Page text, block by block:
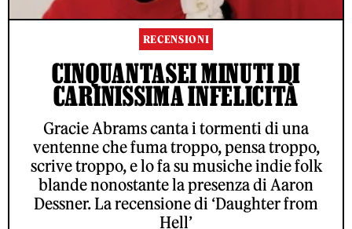
RECENSIONI
CINQUANTASEI MINUTI DI
CARINISSIMA INFELICITÀ
Gracie Abrams canta i tormenti di una
ventenne che fuma troppo, pensa troppo,
scrive troppo, e lo fa su musiche indie folk
blande nonostante la presenza di Aaron
Dessner. La recensione di ‘Daughter from
Hell’